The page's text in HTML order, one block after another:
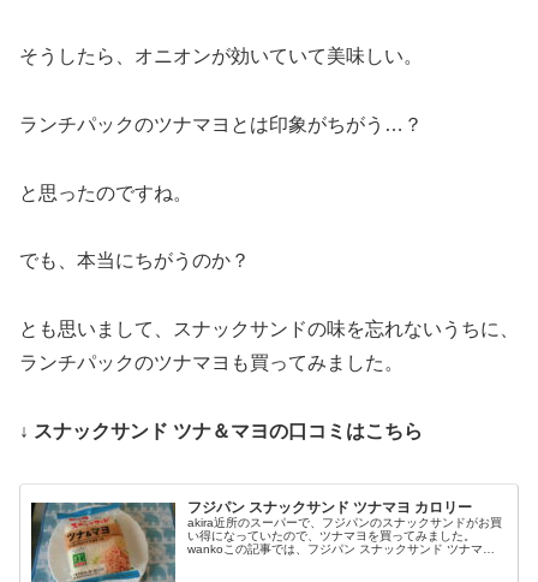
そうしたら、オニオンが効いていて美味しい。
ランチパックのツナマヨとは印象がちがう…？
と思ったのですね。
でも、本当にちがうのか？
とも思いまして、スナックサンドの味を忘れないうちに、
ランチパックのツナマヨも買ってみました。
↓ スナックサンド ツナ＆マヨの口コミはこちら
フジパン スナックサンド ツナマヨ カロリー
akira近所のスーパーで、フジパンのスナックサンドがお買
い得になっていたので、ツナマヨを買ってみました。
wankoこの記事では、フジパン スナックサンド ツナマヨ